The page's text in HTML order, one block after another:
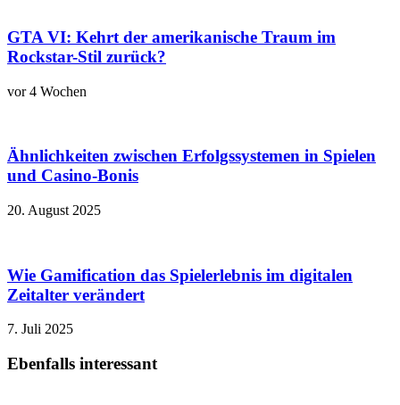
GTA VI: Kehrt der amerikanische Traum im
Rockstar-Stil zurück?
vor 4 Wochen
Ähnlichkeiten zwischen Erfolgssystemen in Spielen
und Casino‑Bonis
20. August 2025
Wie Gamification das Spielerlebnis im digitalen
Zeitalter verändert
7. Juli 2025
Ebenfalls interessant